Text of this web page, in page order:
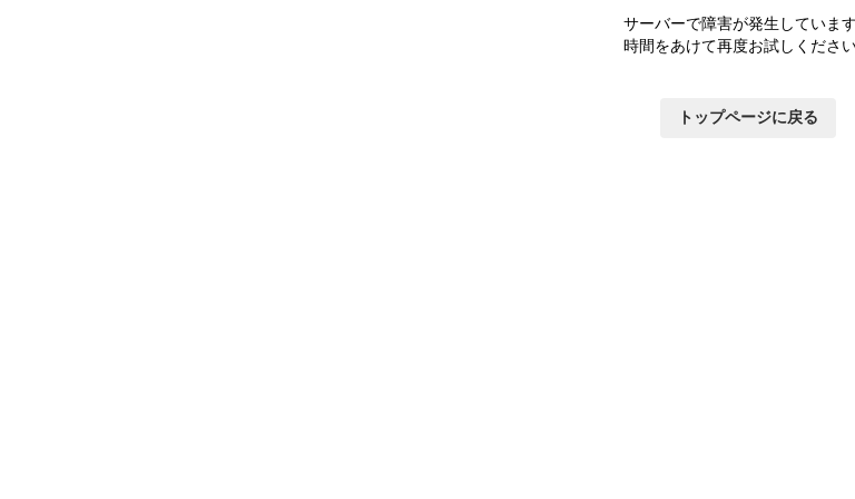
サーバーで障害が発生しています
時間をあけて再度お試しください
トップページに戻る